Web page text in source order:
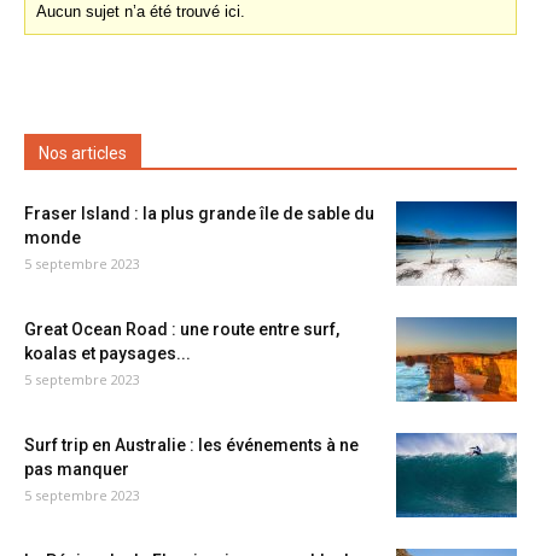
Aucun sujet n’a été trouvé ici.
Nos articles
Fraser Island : la plus grande île de sable du
monde
5 septembre 2023
Great Ocean Road : une route entre surf,
koalas et paysages...
5 septembre 2023
Surf trip en Australie : les événements à ne
pas manquer
5 septembre 2023